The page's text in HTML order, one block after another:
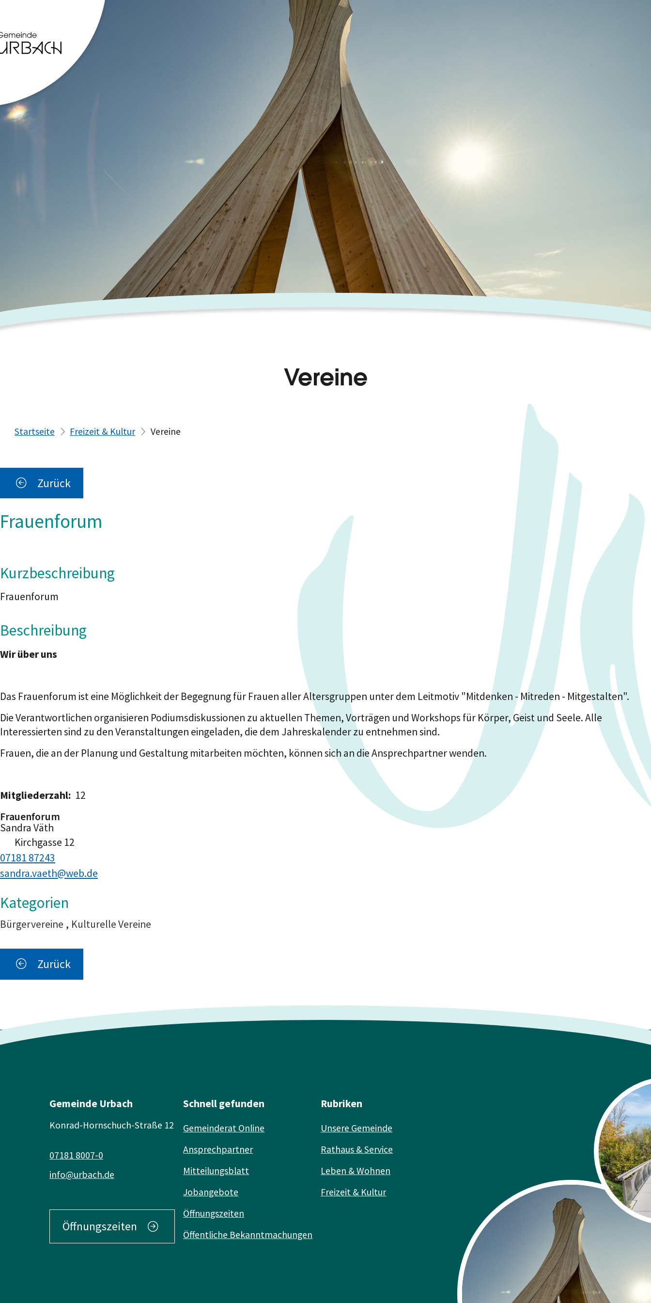
Vereine
Startseite Freizeit & Kultur Vereine
Zurück
Frauenforum
Kurzbeschreibung
Frauenforum
Beschreibung
Wir über uns
Das Frauenforum ist eine Möglichkeit der Begegnung für Frauen aller Altersgruppen unter dem Leitmotiv "Mitdenken - Mitreden - Mitgestalten".
Die Verantwortlichen organisieren Podiumsdiskussionen zu aktuellen Themen, Vorträgen und Workshops für Körper, Geist und Seele. Alle
Interessierten sind zu den Veranstaltungen eingeladen, die dem Jahreskalender zu entnehmen sind.
Frauen, die an der Planung und Gestaltung mitarbeiten möchten, können sich an die Ansprechpartner wenden.
Mitgliederzahl: 12
Sandra Väth
Frauenforum
Kirchgasse 12
sandra.vaeth@web.de
07181 87243
Bürgervereine , Kulturelle Vereine
Zurück
Gemeinde Urbach
Konrad-Hornschuch-Straße 12
info@urbach.de
07181 8007-0
Öffnungszeiten
Schnell gefunden
Gemeinderat Online
Ansprechpartner
Mitteilungsblatt
Jobangebote
Öffnungszeiten
Öffentliche Bekanntmachungen
Rubriken
Unsere Gemeinde
Rathaus & Service
Leben & Wohnen
Freizeit & Kultur